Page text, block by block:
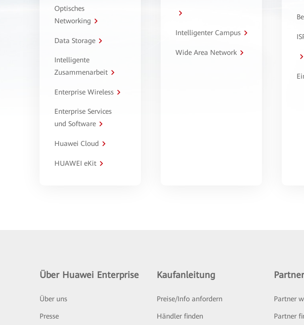
Optisches
Networking
Data Storage
Intelligente
Zusammenarbeit
Enterprise Wireless
Enterprise Services
und Software
Huawei Cloud
HUAWEI eKit
Intelligenter Campus
Wide Area Network
Über Huawei Enterprise
Über uns
Presse
Kaufanleitung
Preise/Info anfordern
Händler finden
Partner
Partner
Partner